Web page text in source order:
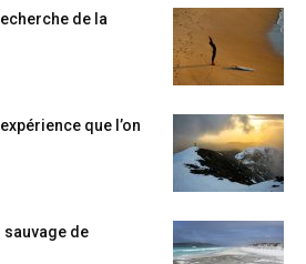
de la
que l’on
sauvage de